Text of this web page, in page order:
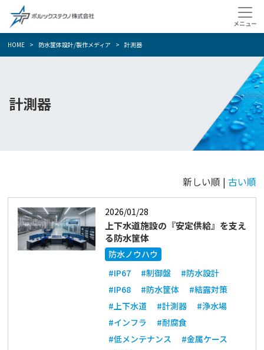
HOME 防水筐体設計/製作メディア 計測器
計測器
新しい順 | 古い順
2026/01/28
上下水道施設の『安定供給』を支え
る防水筐体
防水ノウハウ
#IP67
#制御盤
#防水設計
#IP68
#防水筐体
#結露対策
#上下水道
#計測器
#浄水場
#インフラ
#耐腐食
#低メンテナンス
#金属ケース